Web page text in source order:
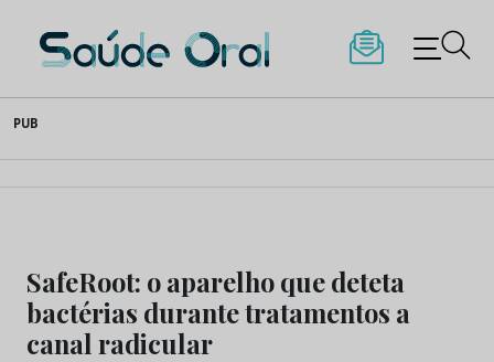
to
content
Saúde Oral
PUB
SafeRoot: o aparelho que deteta
bactérias durante tratamentos a
canal radicular